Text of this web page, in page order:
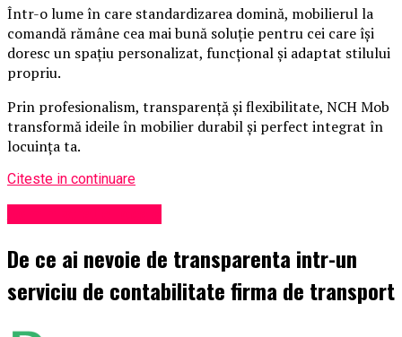
Într-o lume în care standardizarea domină, mobilierul la
comandă rămâne cea mai bună soluție pentru cei care își
doresc un spațiu personalizat, funcțional și adaptat stilului
propriu.
Prin profesionalism, transparență și flexibilitate, NCH Mob
transformă ideile în mobilier durabil și perfect integrat în
locuința ta.
Citeste in continuare
De ce ai nevoie de transparenta intr-un
serviciu de contabilitate firma de transport